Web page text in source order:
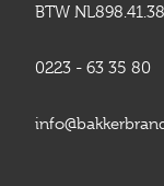
BTW
0223 - 63 35 80